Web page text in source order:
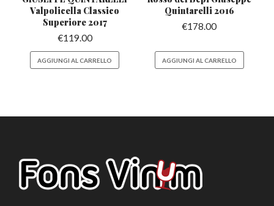
Valpolicella Classico
Superiore 2017
€119.00
AGGIUNGI AL CARRELLO
Quintarelli 2016
€178.00
AGGIUNGI AL CARRELLO